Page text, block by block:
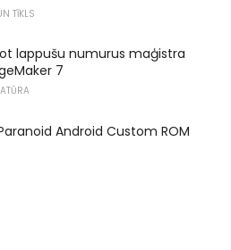
TĪKLS
lappušu numurus maģistra
7
Android Custom ROM